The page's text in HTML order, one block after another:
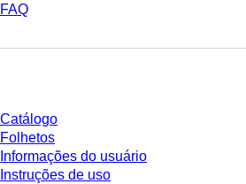
FAQ
Catálogo
Folhetos
Informações do usuário
Instruções de uso